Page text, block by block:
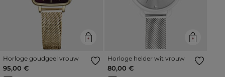
Horloge goudgeel vrouw
95,00 €
Horloge helder wit vrouw
80,00 €